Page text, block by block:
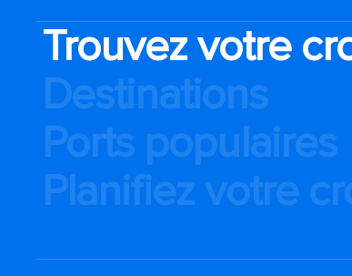
Trouvez votre
Destinations
Ports populaires
Planifiez votre